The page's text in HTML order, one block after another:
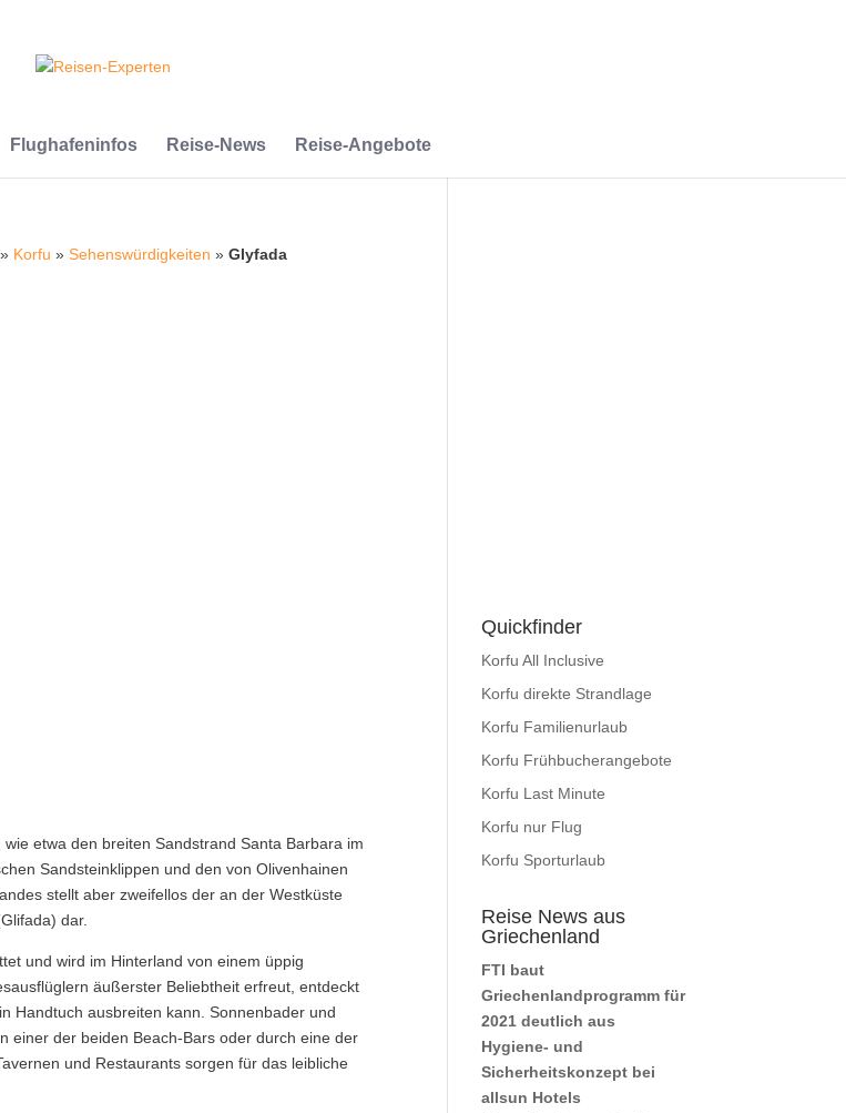
Flughafeninfos Reise-News Reise-Angebote
» Korfu »Sehenswürdigkeiten »Glyfada
etwa den breiten Sandstrand Santa Barbara im
Sandsteinklippen und den von Olivenhainen
stellt aber zweifellos der an der Westküste
dar.
und wird im Hinterland von einem üppig
äußerster Beliebtheit erfreut, entdeckt
Handtuch ausbreiten kann. Sonnenbader und
einer der beiden Beach-Bars oder durch eine der
und Restaurants sorgen für das leibliche
Quickfinder
Korfu All Inclusive
Korfu direkte Strandlage
Korfu Familienurlaub
Korfu Frühbucherangebote
Korfu Last Minute
Korfu nur Flug
Korfu Sporturlaub
Reise News aus
Griechenland
FTI baut
Griechenlandprogramm für
2021 deutlich aus
Hygiene- und
Sicherheitskonzept bei
allsun Hotels